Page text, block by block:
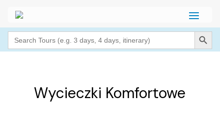
Search
for:
Search Button
Wycieczki Komfortowe